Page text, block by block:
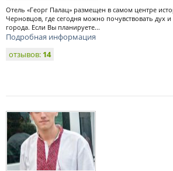
Отель «Георг Палац» размещен в самом центре
Черновцов, где сегодня можно почувствовать дух
города. Если Вы планируете...
Подробная информация
отзывов: 14